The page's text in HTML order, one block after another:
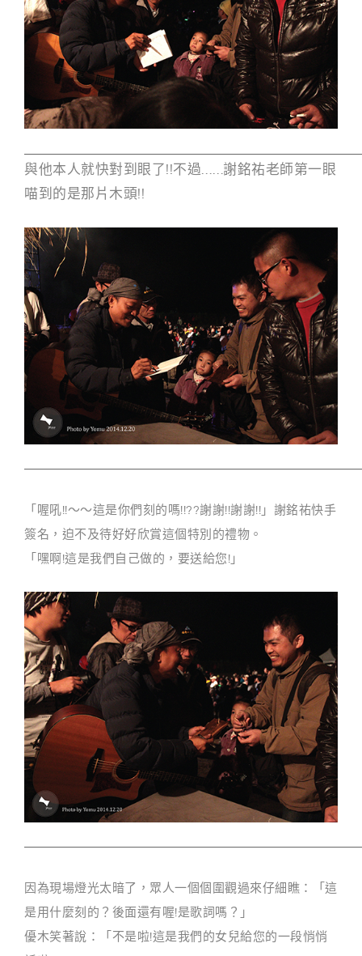
與他本人就快對到眼了!!不過……謝銘祐老師第一眼
喵到的是那片木頭!!
「喔吼!!～～這是你們刻的嗎!!??謝謝!!謝謝!!」謝銘祐快手
簽名，迫不及待好好欣賞這個特別的禮物。
「嘿啊!這是我們自己做的，要送給您!」
因為現場燈光太暗了，眾人一個個圍觀過來仔細瞧：「這
是用什麼刻的？後面還有喔!是歌詞嗎？」
優木笑著說：「不是啦!這是我們的女兒給您的一段悄悄